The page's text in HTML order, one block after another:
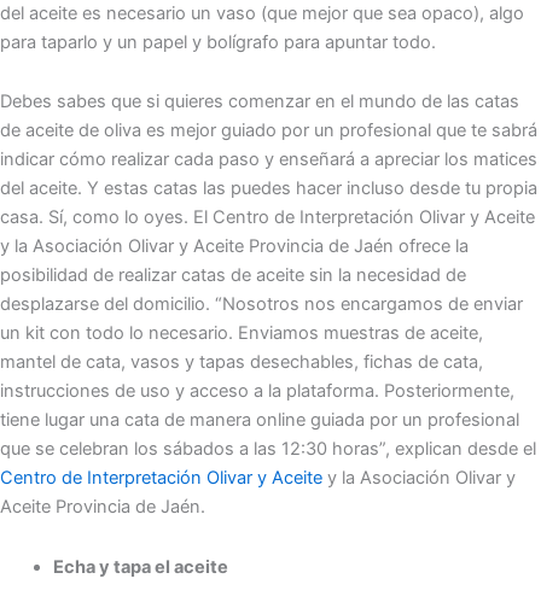
del aceite es necesario un vaso (que mejor que sea opaco), algo
para taparlo y un papel y bolígrafo para apuntar todo.
Debes sabes que si quieres comenzar en el mundo de las catas
de aceite de oliva es mejor guiado por un profesional que te sabrá
indicar cómo realizar cada paso y enseñará a apreciar los matices
del aceite. Y estas catas las puedes hacer incluso desde tu propia
casa. Sí, como lo oyes. El Centro de Interpretación Olivar y Aceite
y la Asociación Olivar y Aceite Provincia de Jaén ofrece la
posibilidad de realizar catas de aceite sin la necesidad de
desplazarse del domicilio. “Nosotros nos encargamos de enviar
un kit con todo lo necesario. Enviamos muestras de aceite,
mantel de cata, vasos y tapas desechables, fichas de cata,
instrucciones de uso y acceso a la plataforma. Posteriormente,
tiene lugar una cata de manera online guiada por un profesional
que se celebran los sábados a las 12:30 horas”, explican desde el
Centro de Interpretación Olivar y Aceite y la Asociación Olivar y
Aceite Provincia de Jaén.
Echa y tapa el aceite